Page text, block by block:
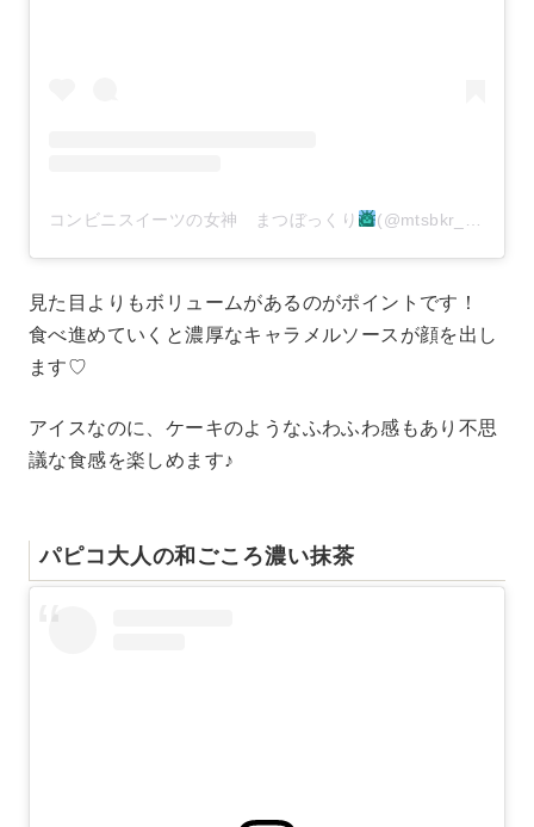
コンビニスイーツの女神 まつぼっくり (@mtsbkr_12)がシェアした投稿
見た目よりもボリュームがあるのがポイントです！
食べ進めていくと濃厚なキャラメルソースが顔を出し
ます♡
アイスなのに、ケーキのようなふわふわ感もあり不思
議な食感を楽しめます♪
パピコ大人の和ごころ濃い抹茶